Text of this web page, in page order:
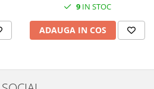
9 IN STOC
ADAUGA IN COS